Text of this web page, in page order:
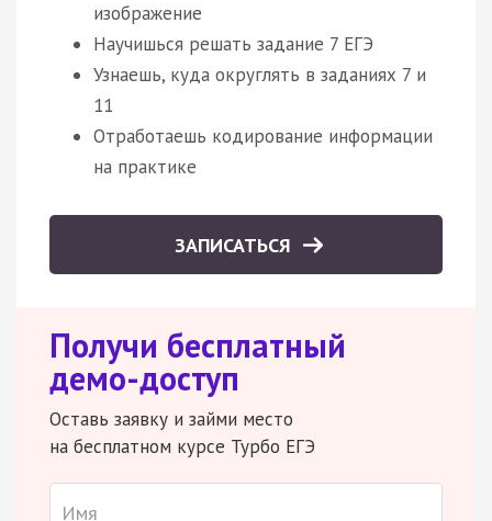
изображение
Научишься решать задание 7 ЕГЭ
Узнаешь, куда округлять в заданиях 7 и
11
Отработаешь кодирование информации
на практике
ЗАПИСАТЬСЯ
Получи бесплатный
демо-доступ
Оставь заявку и займи место
на бесплатном курсе Турбо ЕГЭ